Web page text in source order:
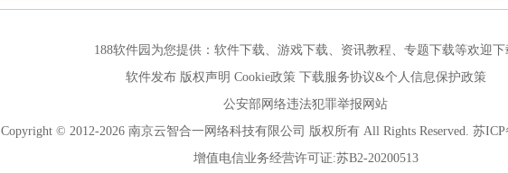
188软件园为您提供： 软件下载、 游戏下载、 资讯教程、 专题下载等欢迎下
软件发布 版权声明 Cookie政策 下载服务协议&个人信息保护政策
公安部网络违法犯罪举报网站
Copyright © 2012-2026 南京云智合一网络科技有限公司 版权所有 All Rights Reserved. 苏ICP
增值电信业务经营许可证:苏B2-20200513